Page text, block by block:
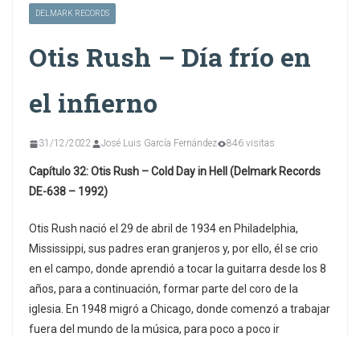
DELMARK RECORDS
Otis Rush – Día frío en
el infierno
31/12/2022 José Luis García Fernández 846 visitas
Capítulo 32: Otis Rush – Cold Day in Hell (Delmark Records
DE-638 – 1992)
Otis Rush nació el 29 de abril de 1934 en Philadelphia,
Mississippi, sus padres eran granjeros y, por ello, él se crio
en el campo, donde aprendió a tocar la guitarra desde los 8
años, para a continuación, formar parte del coro de la
iglesia. En 1948 migró a Chicago, donde comenzó a trabajar
fuera del mundo de la música, para poco a poco ir